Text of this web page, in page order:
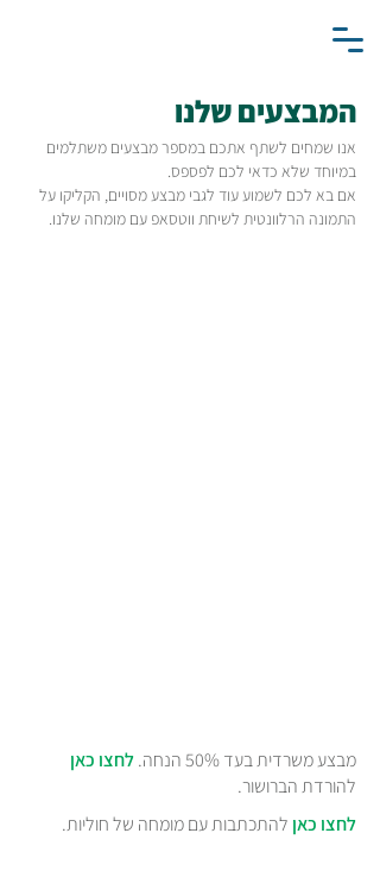
המבצעים שלנו
אנו שמחים לשתף אתכם במספר מבצעים משתלמים
במיוחד שלא כדאי לכם לפספס.
אם בא לכם לשמוע עוד לגבי מבצע מסויים, הקליקו על
התמונה הרלוונטית לשיחת ווטסאפ עם מומחה שלנו.
מבצע משרדית בעד 50% הנחה.
לחצו כאן
להורדת הברושור.
לחצו כאן להתכתבות עם מומחה של חוליות.